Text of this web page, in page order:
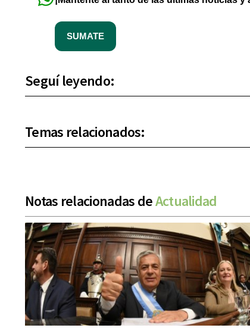
SUMATE
Seguí leyendo:
Temas relacionados:
Notas relacionadas deActualidad